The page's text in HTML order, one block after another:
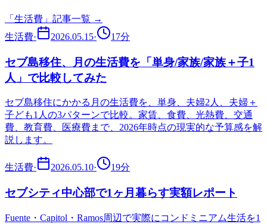
「 生活費 」記事一覧 →
生活費· 2026.05.15· 17分
セブ島移住、月の生活費を「単身/家族/家族＋子1
人」で比較してみた
セブ島移住にかかる月の生活費を、単身、夫婦2人、夫婦＋
子ども1人の3パターンで比較。家賃、食費、光熱費、交通
費、教育費、医療費まで、2026年時点の現実的な予算感を解
説します。
生活費· 2026.05.10· 19分
セブシティ中心部で1ヶ月暮らす実額レポート
Fuente・Capitol・Ramos周辺で実際にコンドミニアム生活を1